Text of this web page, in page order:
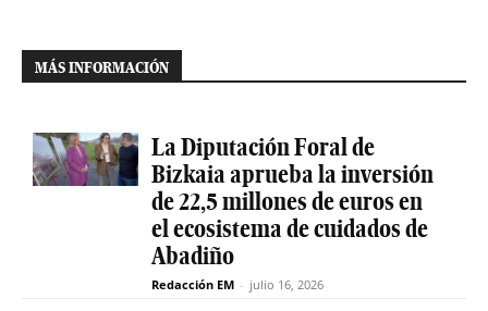
MÁS INFORMACIÓN
La Diputación Foral de
Bizkaia aprueba la inversión
de 22,5 millones de euros en
el ecosistema de cuidados de
Abadiño
Redacción EM - julio 16, 2026